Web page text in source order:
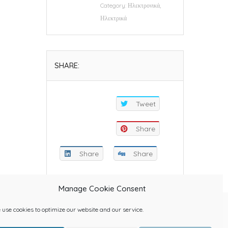
Manage Cookie Consent
use cookies to optimize our website and our service.
Category: Ηλεκτρονικά,
Ηλεκτρικά
SHARE:
Tweet
Share
Share Share